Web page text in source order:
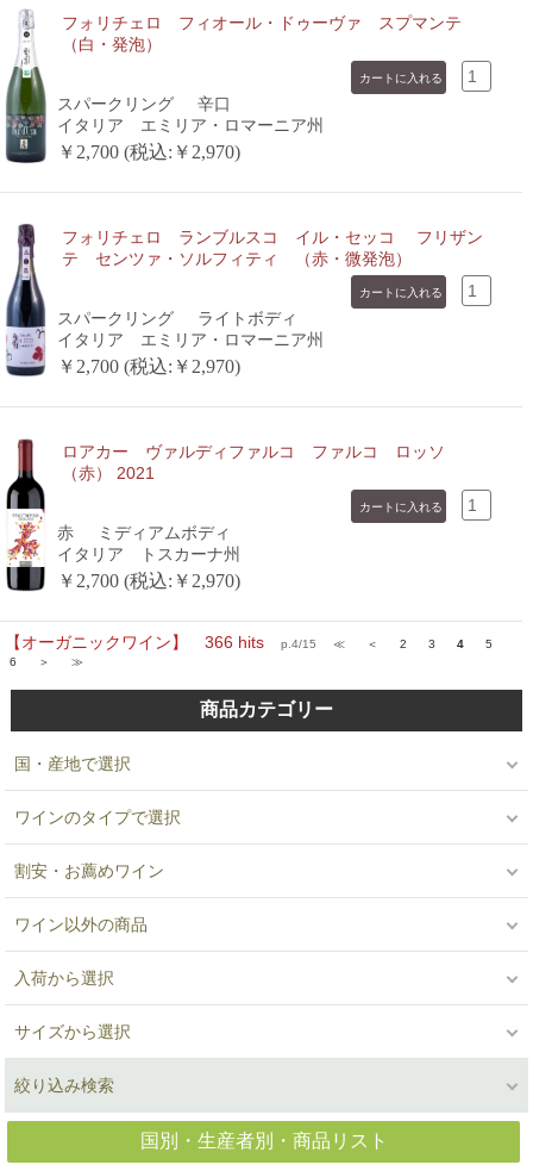
フォリチェロ フィオール・ドゥーヴァ スプマンテ
（白・発泡）
スパークリング
辛口
イタリア エミリア・ロマーニア州
￥2,700 (税込:￥2,970)
フォリチェロ ランブルスコ イル・セッコ フリザン
テ センツァ・ソルフィティ （赤・微発泡）
スパークリング
ライトボディ
イタリア エミリア・ロマーニア州
￥2,700 (税込:￥2,970)
ロアカー ヴァルディファルコ ファルコ ロッソ
（赤） 2021
赤
ミディアムボディ
イタリア トスカーナ州
￥2,700 (税込:￥2,970)
【オーガニックワイン】 366 hitsp.4/15 ≪ ＜ 2 3 4
5
6
＞ ≫
商品カテゴリー
国・産地で選択
ワインのタイプで選択
割安・お薦めワイン
ワイン以外の商品
入荷から選択
サイズから選択
絞り込み検索
国別・生産者別・商品リスト